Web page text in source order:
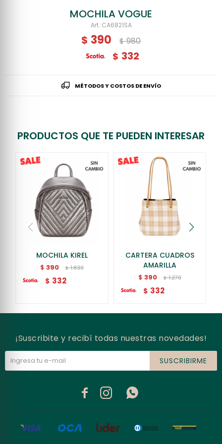
MOCHILA VOGUE
CA6821SA
$ 390 $ 980
$ 332
MÉTODOS Y COSTOS DE ENVÍO
PRODUCTOS QUE TE PUEDEN INTERESAR
MOCHILA KIREL
$ 390 $ 1.830
$ 332
CARTERA CUADROS
AMARILLA
$ 390 $ 1.270
$ 332
¡Suscribite y recibí todas nuestras novedades!
SUSCRIBIRME
  